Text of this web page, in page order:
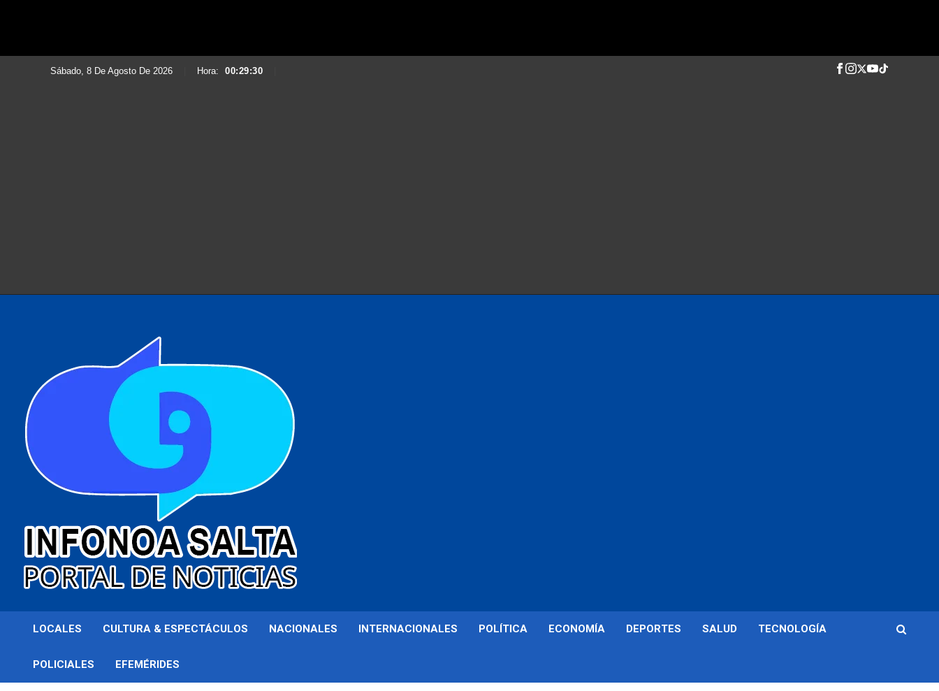
Sábado, 8 De Agosto De 2026 Hora: 00:29:32
Infonoa Salta
LOCALES CULTURA & ESPECTÁCULOS NACIONALES INTERNACIONALES POLÍTICA ECONOMÍA DEPORTES SALUD TECNOLOGÍA
POLICIALES EFEMÉRIDES